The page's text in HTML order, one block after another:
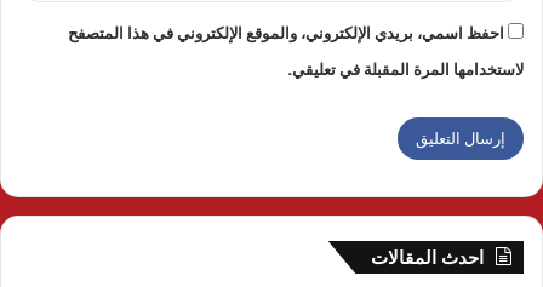
احفظ اسمي، بريدي الإلكتروني، والموقع الإلكتروني في هذا المتصفح
لاستخدامها المرة المقبلة في تعليقي.
احدث المقالات